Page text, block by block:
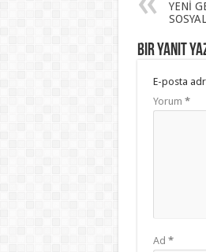
YENİ
Bir yanıt
E-posta
Yorum *
Ad *